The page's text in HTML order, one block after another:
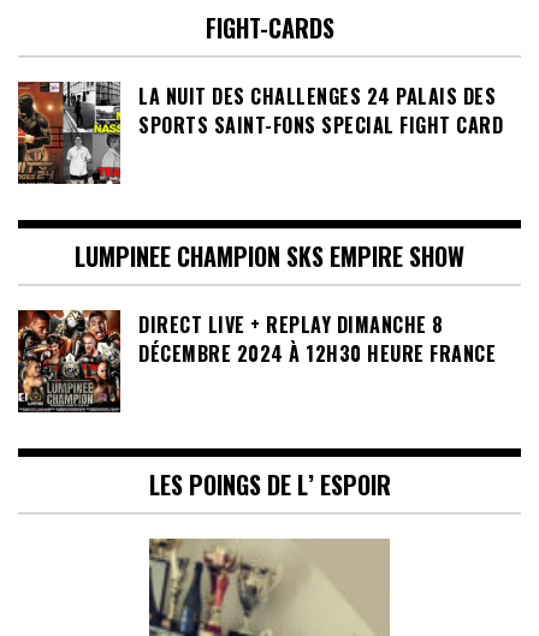
FIGHT-CARDS
LA NUIT DES CHALLENGES 24 PALAIS DES
SPORTS SAINT-FONS SPECIAL FIGHT CARD
LUMPINEE CHAMPION SKS EMPIRE SHOW
DIRECT LIVE + REPLAY DIMANCHE 8
DÉCEMBRE 2024 À 12H30 HEURE FRANCE
LES POINGS DE L’ ESPOIR